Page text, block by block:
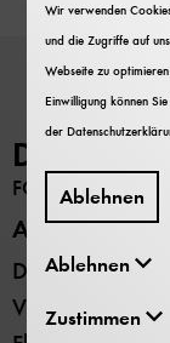
Deutsches
FORSCHUNG
Alle Standorte
Deutsches
Verkehrszentrum
Wir verwenden
und die Zugriffe auf
Webseite zu
Einwilligung können
der
Ablehnen
Ablehnen
Zustimmen